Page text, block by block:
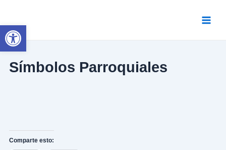
Main
Símbolos Parroquiales
Comparte esto:
Abrir barra de herramientas